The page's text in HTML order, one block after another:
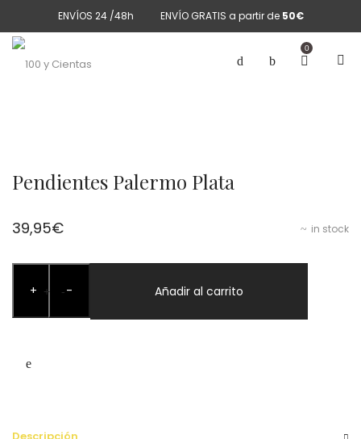
ENVÍOS 24 /48h ENVÍO GRATIS a partir de 50€
0
Pendientes Palermo Plata
in stock
39,95€
+ -Palermo
+ - Añadir al carrito